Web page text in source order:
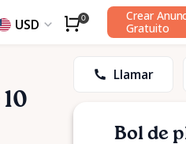
USD 0
Crear
Gratuito
10
Llamar
Bol de